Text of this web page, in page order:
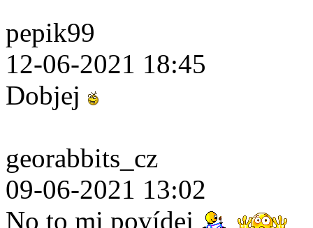
pepik99
12-06-2021 18:45
Dobjej
georabbits_cz
09-06-2021 13:02
No to mi povídej